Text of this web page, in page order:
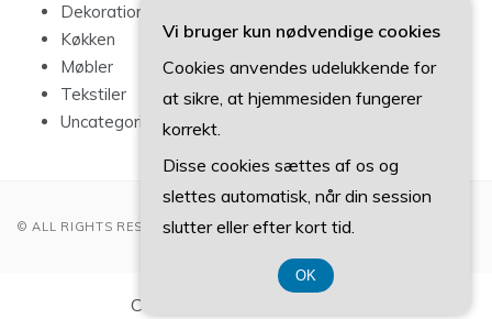
Dekoration
Køkken
Møbler
Tekstiler
Uncategorized
© ALL RIGHTS RESERVED 2022
CVR-Nummer DK3740 7739
Vi bruger kun nødvendige cookies
Cookies anvendes udelukkende for
at sikre, at hjemmesiden fungerer
korrekt.
Disse cookies sættes af os og
slettes automatisk, når din session
slutter eller efter kort tid.
OK